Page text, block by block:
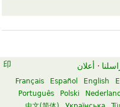
· أعلان
English
Español
Français
Polski
Português